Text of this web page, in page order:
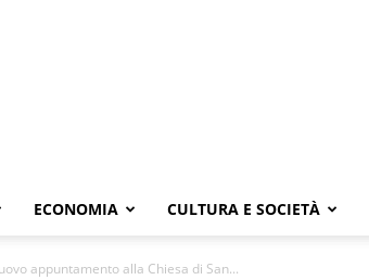
ECONOMIA CULTURA E SOCIETÀ
appuntamento alla Chiesa di San...